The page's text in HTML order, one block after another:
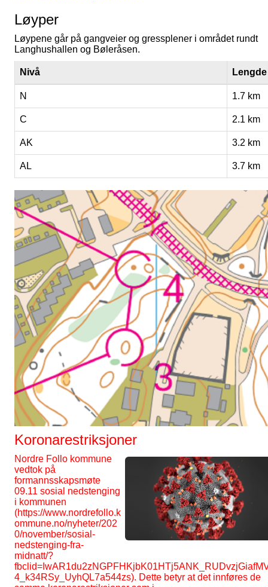
Løyper
Løypene går på gangveier og gressplener i området rundt
Langhushallen og Bøleråsen.
Nivå Lengde
N 1.7 km
C 2.1 km
AK 3.2 km
AL 3.7 km
Koronarestriksjoner
Nordre Follo kommune
vedtok på
formannsskapsmøte
09.11 sosial nedstenging
i kommunen
(https://www.nordrefollo.k
ommune.no/nyheter/202
0/november/sosial-
nedstenging-fra-
midnatt/?
4_k34RSy_UyhQL7a544zs). Dette betyr at det innføres de